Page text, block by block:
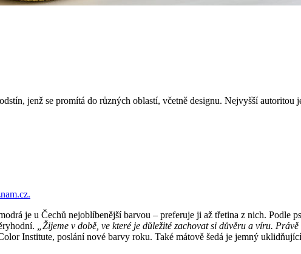
jenž se promítá do různých oblastí, včetně designu. Nejvyšší
je u Čechů nejoblíbenější barvou – preferuje ji až třetina z nich.
„Žijeme v době, ve které je důležité zachovat si důvěru a víru.
Institute, poslání nové barvy roku. Také mátově šedá je jemný